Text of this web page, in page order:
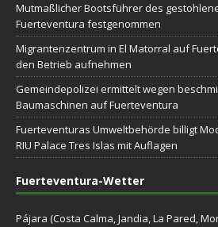
Mutmaßlicher Bootsführer des
Fuerteventura festgenommen
Migrantenzentrum in El Matorral auf
den Betrieb aufnehmen
Gemeindepolizei ermittelt wegen
Baumaschinen auf Fuerteventura
Fuerteventuras Umweltbehörde billigt
RIU Palace Tres Islas mit Auflagen
Fuerteventura-Wetter
Pájara (Costa Calma, Jandia, La Pared,